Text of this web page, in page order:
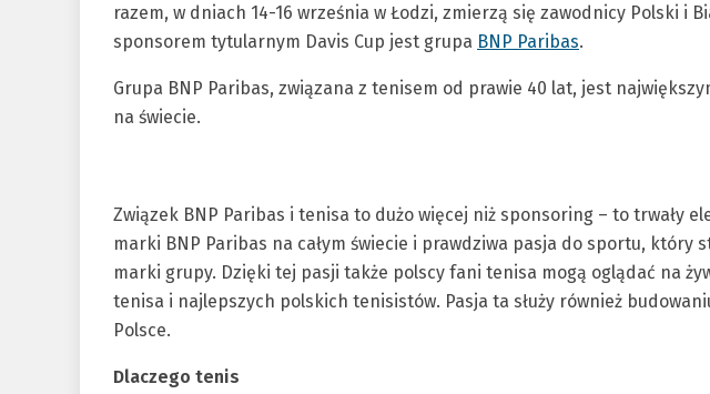
razem, w dniach 14-16 września w Łodzi, zmierzą się zawodnicy Polski i
sponsorem tytularnym Davis Cup jest grupa BNP Paribas.
Grupa BNP Paribas, związana z tenisem od prawie 40 lat, jest
na świecie.
Związek BNP Paribas i tenisa to dużo więcej niż sponsoring – to trwały
marki BNP Paribas na całym świecie i prawdziwa pasja do sportu, który
marki grupy. Dzięki tej pasji także polscy fani tenisa mogą oglądać na
tenisa i najlepszych polskich tenisistów. Pasja ta służy również
Polsce.
Dlaczego tenis